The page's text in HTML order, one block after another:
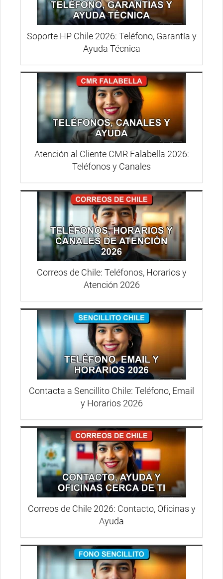
Soporte HP Chile 2026: Teléfono, Garantía y
Ayuda Técnica
Atención al Cliente CMR Falabella 2026:
Teléfonos y Canales
Correos de Chile: Teléfonos, Horarios y
Atención 2026
Contacta a Sencillito Chile: Teléfono, Email
y Horarios 2026
Correos de Chile 2026: Contacto, Oficinas y
Ayuda